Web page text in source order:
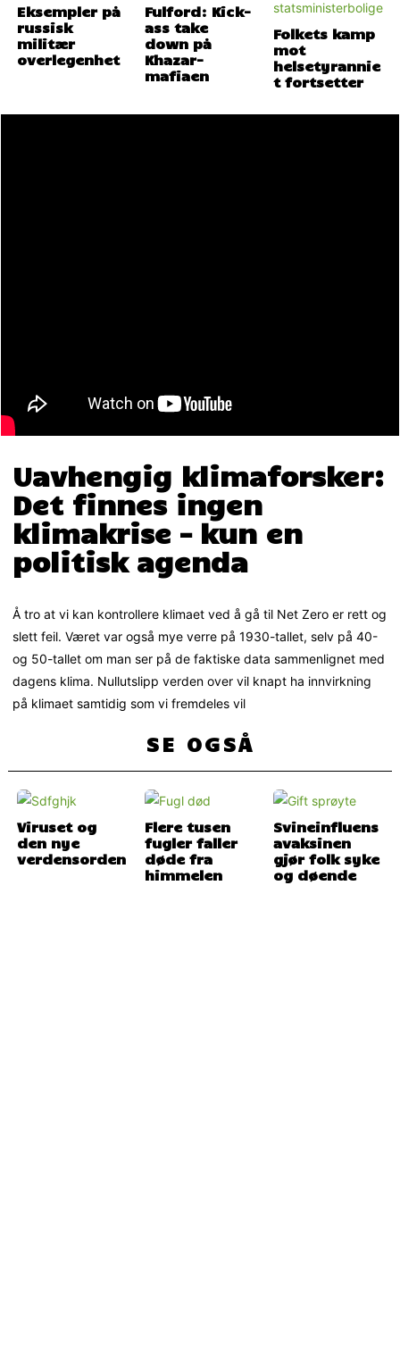
Eksempler på
russisk
militær
overlegenhet
Fulford: Kick-
ass take
down på
Khazar-
mafiaen
Folkets kamp
mot
helsetyrannie
t fortsetter
Uavhengig klimaforsker:
Det finnes ingen
klimakrise – kun en
politisk agenda
Å tro at vi kan kontrollere klimaet ved å gå til Net Zero er rett og
slett feil. Været var også mye verre på 1930-tallet, selv på 40-
og 50-tallet om man ser på de faktiske data sammenlignet med
dagens klima. Nullutslipp verden over vil knapt ha innvirkning
på klimaet samtidig som vi fremdeles vil
SE OGSÅ
Viruset og
den nye
verdensorden
Flere tusen
fugler faller
døde fra
himmelen
Svineinfluens
avaksinen
gjør folk syke
og døende